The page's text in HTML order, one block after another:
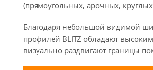
(прямоугольных, арочных,
Благодаря небольшой видимой
профилей BLITZ обладают
визуально раздвигают границы